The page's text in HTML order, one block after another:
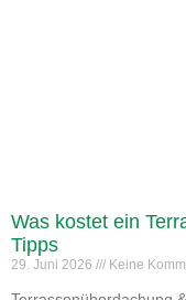
Was kostet ein
Tipps
29. Juni 2026 Keine